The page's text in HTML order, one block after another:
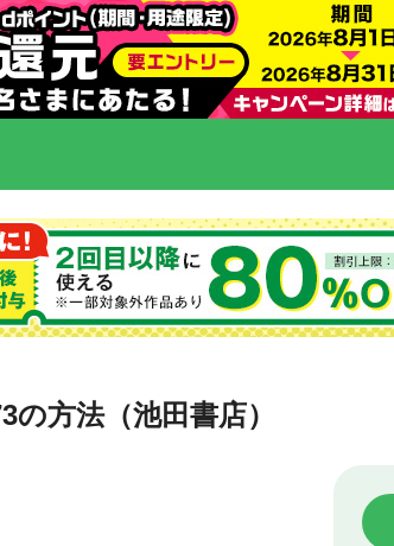
方法（池田書店）